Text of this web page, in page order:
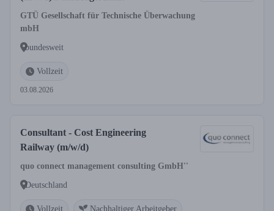
GTÜ Gesellschaft für Technische Überwachung
mbH
bundesweit
Vollzeit
03.08.2026
Consultant - Cost Engineering
Railway (m/w/d)
quo connect management consulting GmbH''
Deutschland
Vollzeit Nachhaltiger Arbeitgeber